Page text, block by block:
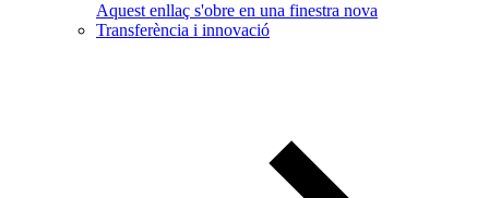
Aquest enllaç s'obre en una finestra nova
Transferència i innovació